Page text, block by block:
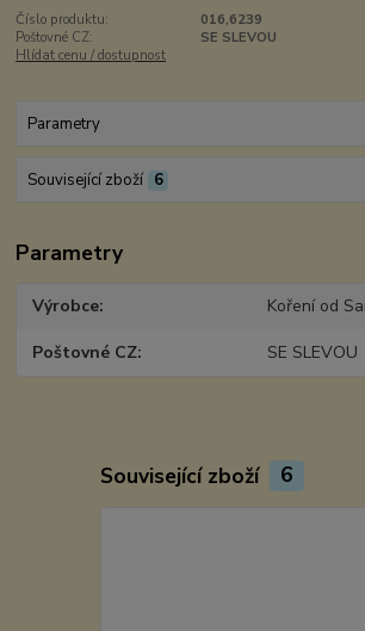
Číslo produktu:
016,6239
Poštovné CZ:
SE SLEVOU
Hlídat cenu / dostupnost
Parametry
Související zboží 6
Parametry
Výrobce Koření od
Poštovné CZ SE SLEVOU
Související zboží 6